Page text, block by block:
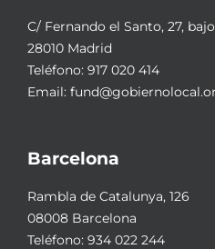
C/ Fernando el Santo, 27,
28010 Madrid
Teléfono: 917 020 414
Email:
Barcelona
Rambla de Catalunya, 126
08008 Barcelona
Teléfono: 934 022 244